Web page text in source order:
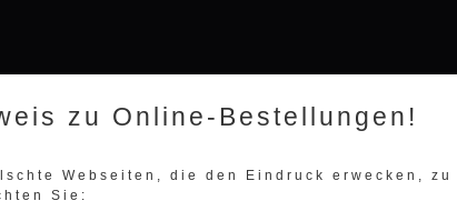
zu Online-Bestellungen!
Webseiten, die den Eindruck erwecken, zu
Sie: